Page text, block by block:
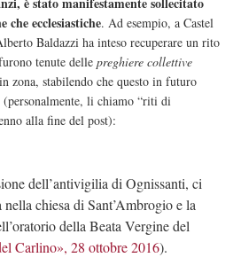
che ecclesiastiche. Ad esempio, a Castel
Baldazzi ha inteso recuperare un rito
tenute delle preghiere collettive
zona, stabilendo che questo in futuro
li chiamo “riti di
alla fine del post):
dell’antivigilia di Ognissanti, ci
nella chiesa di Sant’Ambrogio e la
della Beata Vergine del
Carlino», 28 ottobre 2016).